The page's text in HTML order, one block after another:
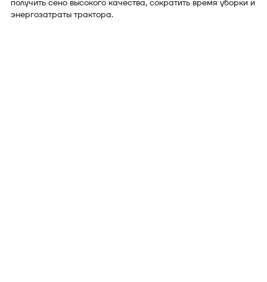
получить сено высокого качества, сократить время уборки и
энергозатраты трактора.